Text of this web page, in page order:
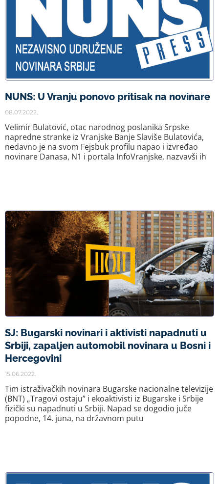
NUNS: U Vranju ponovo pritisak na novinare
08.07.2022.
Velimir Bulatović, otac narodnog poslanika Srpske
napredne stranke iz Vranjske Banje Slaviše Bulatovića,
nedavno je na svom Fejsbuk profilu napao i izvređao
novinare Danasa, N1 i portala InfoVranjske, nazvavši ih
SJ: Bugarski novinari i aktivisti napadnuti u
Srbiji, zapaljen automobil novinara u Bosni i
Hercegovini
15.06.2022.
Tim istraživačkih novinara Bugarske nacionalne televizije
(BNT) „Tragovi ostaju” i ekoaktivisti iz Bugarske i Srbije
fizički su napadnuti u Srbiji. Napad se dogodio juče
popodne, 14. juna, na državnom putu